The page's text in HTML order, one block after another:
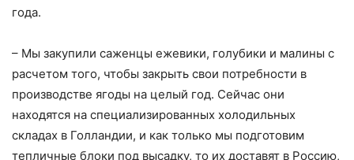
года.
– Мы закупили саженцы ежевики, голубики и малины с
расчетом того, чтобы закрыть свои потребности в
производстве ягоды на целый год. Сейчас они
находятся на специализированных холодильных
складах в Голландии, и как только мы подготовим
тепличные блоки под высадку, то их доставят в Россию,